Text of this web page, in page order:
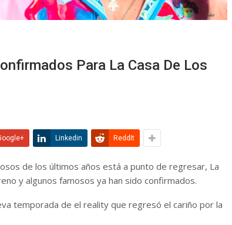
Para La Casa De Los
Linkedin ReddIt
de los últimos años está a punto de regresar, La
y algunos famosos ya han sido confirmados.
temporada de el reality que regresó el cariño por la